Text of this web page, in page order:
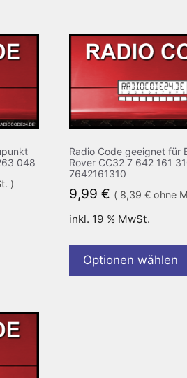
048
)
Radio Code geeignet für
Rover CC32 7 642 161
7642161310
9,99 € ( 8,39 € ohne
inkl. 19 % MwSt.
Optionen wählen